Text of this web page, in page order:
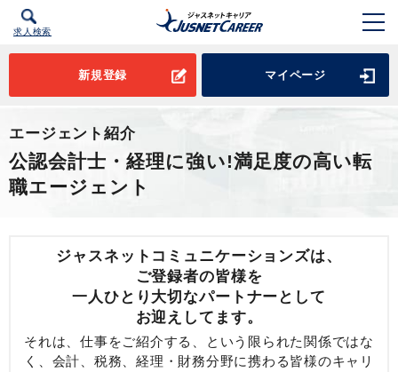
求人検索
新規登録 マイページ
エージェント紹介
公認会計士・経理に強い!満足度の高い転
職エージェント
ジャスネットコミュニケーションズは、
ご登録者の皆様を
一人ひとり大切なパートナーとして
お迎えしてます。
それは、仕事をご紹介する、という限られた関係ではな
く、会計、税務、経理・財務分野に携わる皆様のキャリ